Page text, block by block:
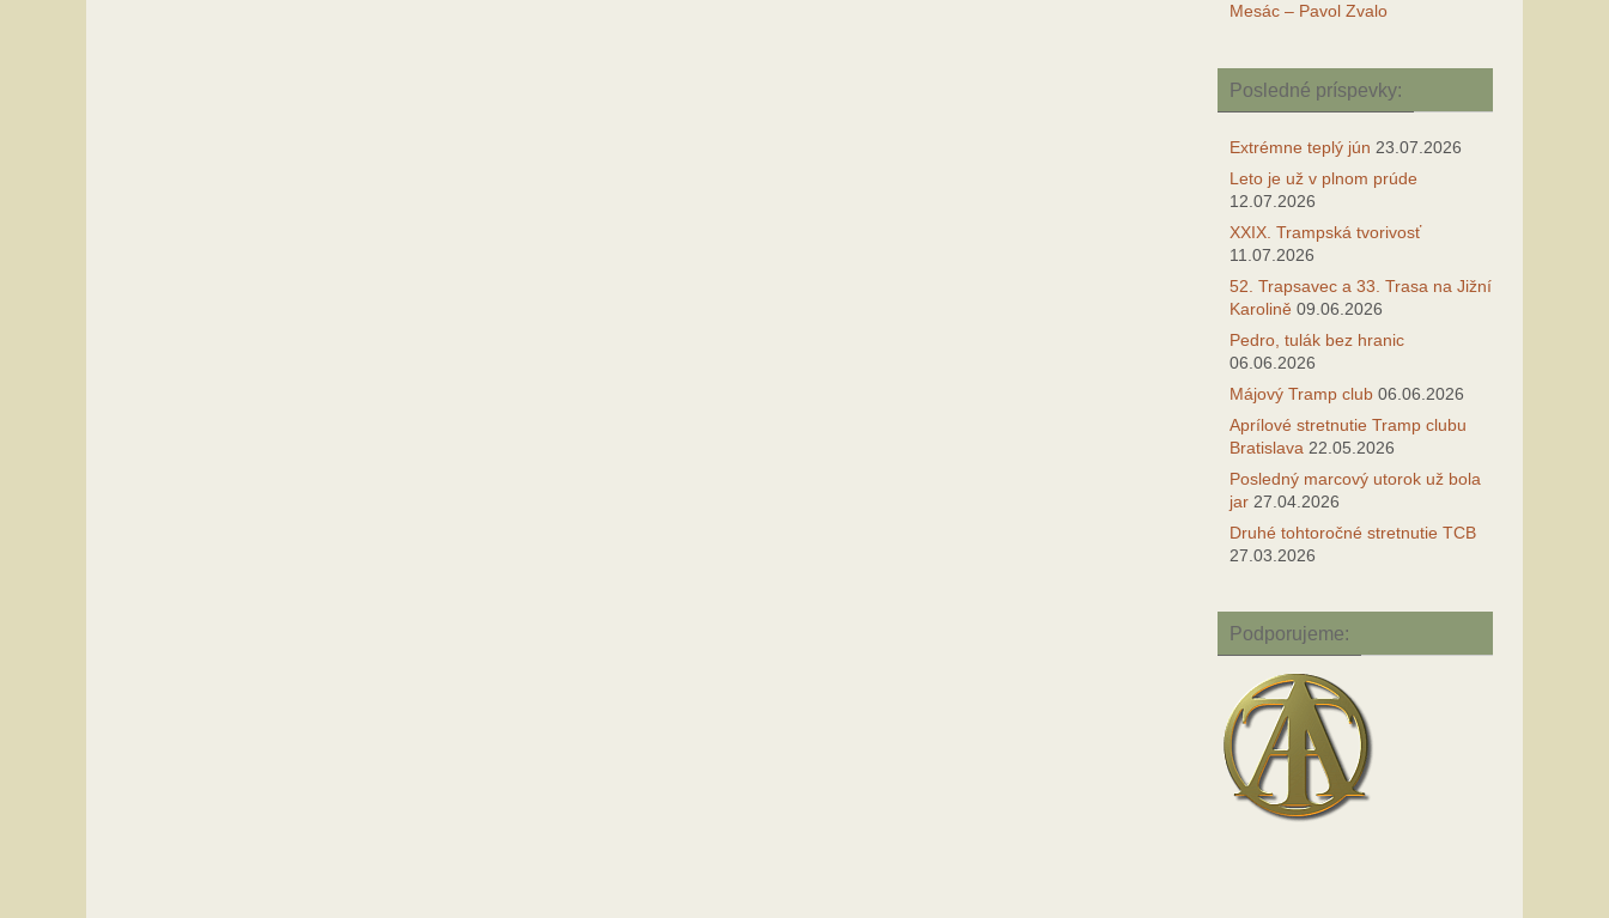
Mesác – Pavol Zvalo
Posledné príspevky:
Extrémne teplý jún 23.07.2026
Leto je už v plnom prúde
12.07.2026
XXIX. Trampská tvorivosť
11.07.2026
52. Trapsavec a 33. Trasa na Jižní
Karolině 09.06.2026
Pedro, tulák bez hranic
06.06.2026
Májový Tramp club 06.06.2026
Aprílové stretnutie Tramp clubu
Bratislava 22.05.2026
Posledný marcový utorok už bola
jar 27.04.2026
Druhé tohtoročné stretnutie TCB
27.03.2026
Podporujeme: